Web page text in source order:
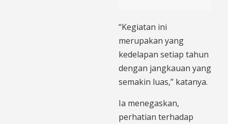
“Kegiatan ini
merupakan yang
kedelapan setiap tahun
dengan jangkauan yang
semakin luas,” katanya.
Ia menegaskan,
perhatian terhadap